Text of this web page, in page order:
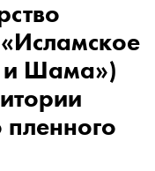
и Шама»)
пленного